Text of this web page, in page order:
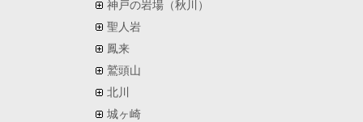
神戸の岩場（秋川）
聖人岩
鳳来
鷲頭山
北川
城ヶ崎